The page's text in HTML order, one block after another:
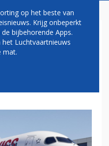
MAAKT
op het beste van
Krijg onbeperkt
bijbehorende Apps.
Luchtvaartnieuws
mat.